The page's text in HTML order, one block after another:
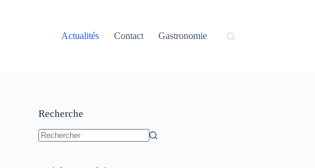
Actualités
Contact Gastronomie
Recherche